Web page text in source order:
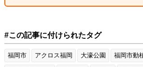
#この記事に付けられたタグ
福岡市 アクロス福岡 大濠公園 福岡市動